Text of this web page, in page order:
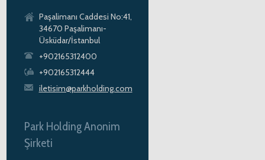
Paşalimanı Caddesi No:41,
34670 Paşalimanı-
Üsküdar/İstanbul
+902165312400
+902165312444
iletisim@parkholding.com
Park Holding Anonim
Şirketi